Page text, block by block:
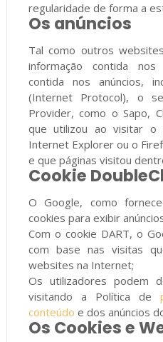
regularidade de forma a
Os anúncios
Tal como outros
informação contida nos
contida nos anúncios,
(Internet Protocol), o
Provider, como o Sapo,
que utilizou ao visitar o
Internet Explorer ou o
e que páginas visitou
Cookie
O Google, como
cookies para exibir
Com o cookie DART, o
com base nas visitas
websites na Internet;
Os utilizadores podem
visitando a Política de
conteúdo e dos anúncios
Os Cookies e